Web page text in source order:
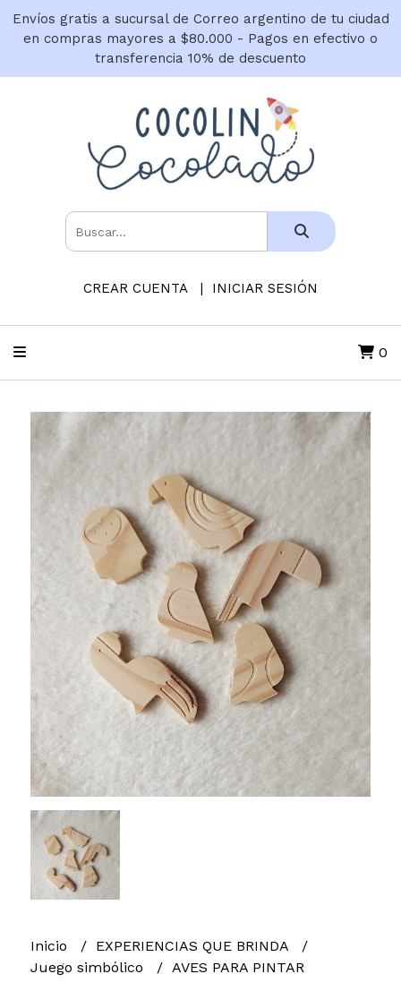
Envíos gratis a sucursal de Correo argentino de tu ciudad
en compras mayores a $80.000 - Pagos en efectivo o
transferencia 10% de descuento
CREAR CUENTA INICIAR SESIÓN
0
Inicio
EXPERIENCIAS QUE BRINDA
Juego simbólico
AVES PARA PINTAR